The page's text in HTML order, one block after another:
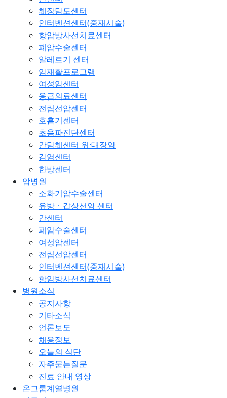
췌장담도센터
인터벤션센터(중재시술)
항암방사선치료센터
폐암수술센터
알레르기 센터
암재활프로그램
여성암센터
응급의료센터
전립선암센터
호흡기센터
초음파진단센터
간담췌센터 위·대장암
감염센터
한방센터
암병원
소화기암수술센터
유방ㆍ갑상선암 센터
간센터
폐암수술센터
여성암센터
전립선암센터
인터벤션센터(중재시술)
항암방사선치료센터
병원소식
공지사항
기타소식
언론보도
채용정보
오늘의 식단
자주묻는질문
진료 안내 영상
온그룹계열병원